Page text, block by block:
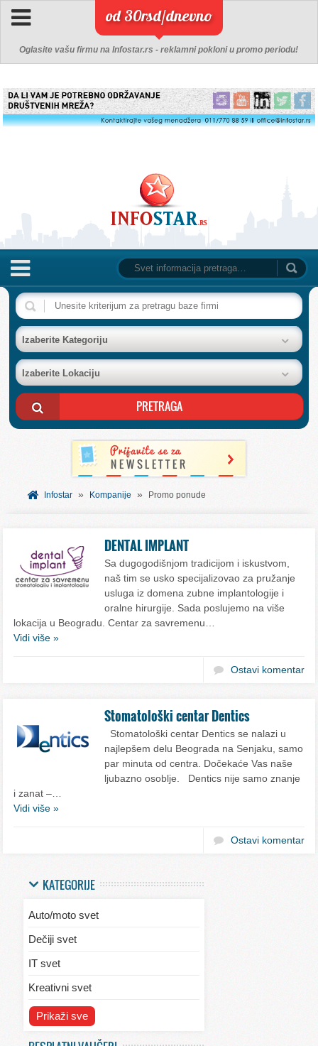
od 30rsd/dnevno
Oglasite vašu firmu na Infostar.rs - reklamni pokloni u promo periodu!
NASLOVNA
BAZA FIRMI
POSLOVNI OGLASI
AKCIJE I KATALOZI
BESPLATNI VAUČERI
SVET INFORMACIJA
Izaberite Kategoriju
Izaberite Lokaciju
Infostar » Kompanije » Promo ponude
DENTAL IMPLANT
Sa dugogodišnjom tradicijom i iskustvom,
naš tim se usko specijalizovao za pružanje
usluga iz domena zubne implantologije i
oralne hirurgije. Sada poslujemo na više
lokacija u Beogradu. Centar za savremenu…
Vidi više »
Ostavi komentar
Stomatološki centar Dentics
Stomatološki centar Dentics se nalazi u
najlepšem delu Beograda na Senjaku, samo
par minuta od centra. Dočekaće Vas naše
ljubazno osoblje. Dentics nije samo znanje
i zanat –…
Vidi više »
Ostavi komentar
KATEGORIJE
Auto/moto svet
Dečiji svet
IT svet
Kreativni svet
Svet ekologije
Prikaži sve